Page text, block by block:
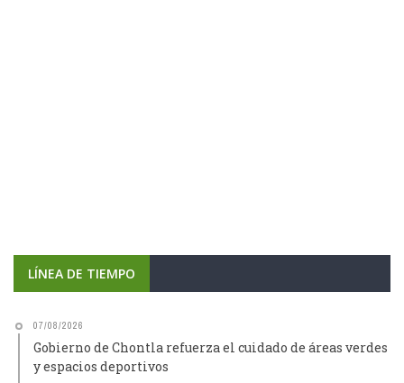
LÍNEA DE TIEMPO
07/08/2026
Gobierno de Chontla refuerza el cuidado de áreas verdes
y espacios deportivos